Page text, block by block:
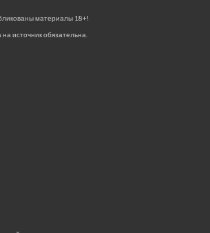
материалы 18+!
источник обязательна.